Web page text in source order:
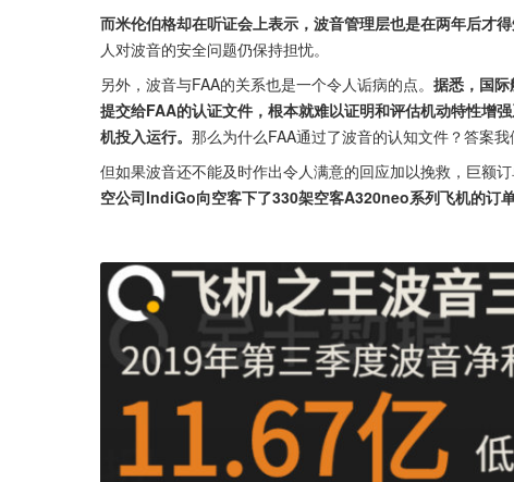
而米伦伯格却在听证会上表示，波音管理层也是在两年后才得
人对波音的安全问题仍保持担忧。
另外，波音与FAA的关系也是一个令人诟病的点。 据悉，国
提交给FAA的认证文件，根本就难以证明和评估机动特性增
机投入运行。 那么为什么FAA通过了波音的认知文件？答案我
但如果波音还不能及时作出令人满意的回应加以挽救，巨额订
空公司IndiGo向空客下了330架空客A320neo系列飞机的订